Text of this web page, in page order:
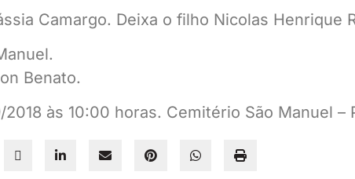
Camargo. Deixa o filho Nicolas Henrique
Benato.
2018 às 10:00 horas. Cemitério São Manuel –